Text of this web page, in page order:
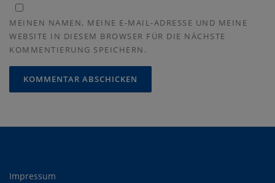
MEINEN NAMEN, MEINE E-MAIL-ADRESSE UND MEINE
WEBSITE IN DIESEM BROWSER FÜR DIE NÄCHSTE
KOMMENTIERUNG SPEICHERN.
Impressum